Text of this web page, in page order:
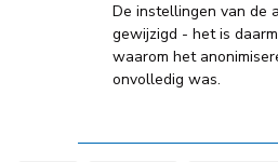
De instellingen van de
gewijzigd - het is
waarom het
onvolledig was.